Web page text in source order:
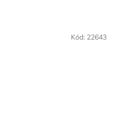
Kód: 22643